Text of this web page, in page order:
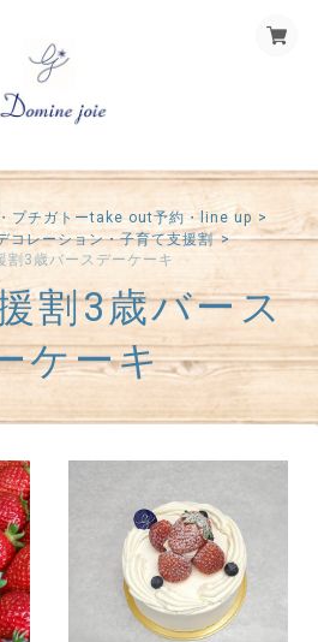
プチガトーtake out予約・line up
コレーション・子育て支援割
割3歳バースデーケーキ
割3歳バース
ケーキ